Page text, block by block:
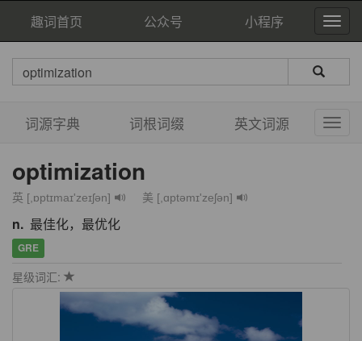
趣词首页 公众号 小程序
词源字典 词根词缀 英文词源
optimization
英 [,ɒptɪmaɪ'zeɪʃən] 美 [,ɑptəmɪ'zeʃən]
n. 最佳化，最优化
GRE
星级词汇: